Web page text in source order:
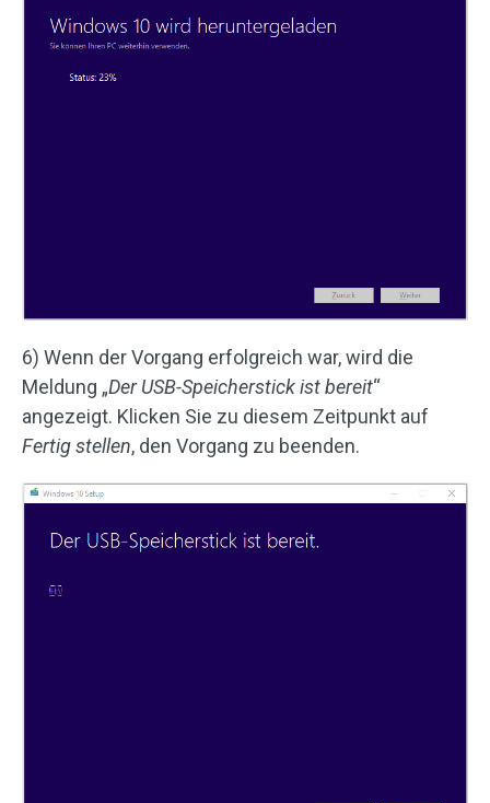
6) Wenn der Vorgang erfolgreich war, wird die
Meldung „Der USB-Speicherstick ist bereit“
angezeigt. Klicken Sie zu diesem Zeitpunkt auf
Fertig stellen, den Vorgang zu beenden.